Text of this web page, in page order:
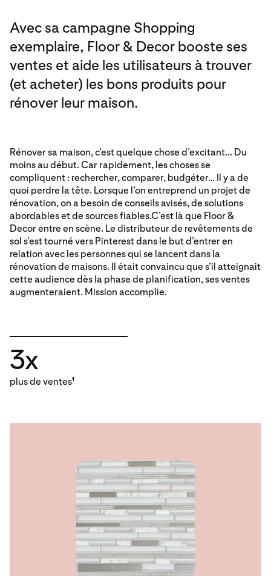
Avec sa campagne Shopping
exemplaire, Floor & Decor booste ses
ventes et aide les utilisateurs à trouver
(et acheter) les bons produits pour
rénover leur maison.
Rénover sa maison, c’est quelque chose d’excitant... Du
moins au début. Car rapidement, les choses se
compliquent : rechercher, comparer, budgéter… Il y a de
quoi perdre la tête. Lorsque l’on entreprend un projet de
rénovation, on a besoin de conseils avisés, de solutions
abordables et de sources fiables.C’est là que Floor &
Decor entre en scène. Le distributeur de revêtements de
sol s’est tourné vers Pinterest dans le but d’entrer en
relation avec les personnes qui se lancent dans la
rénovation de maisons. Il était convaincu que s’il atteignait
cette audience dès la phase de planification, ses ventes
augmenteraient. Mission accomplie.
3x
plus de ventes1